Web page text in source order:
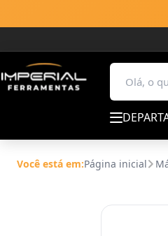
Você está em:Página inicial